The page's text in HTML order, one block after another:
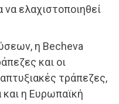
να ελαχιστοποιηθεί
η Becheva
και οι
τράπεζες,
η Ευρωπαϊκή